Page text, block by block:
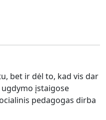
bet ir dėl to, kad vis dar
įstaigose
pedagogas dirba